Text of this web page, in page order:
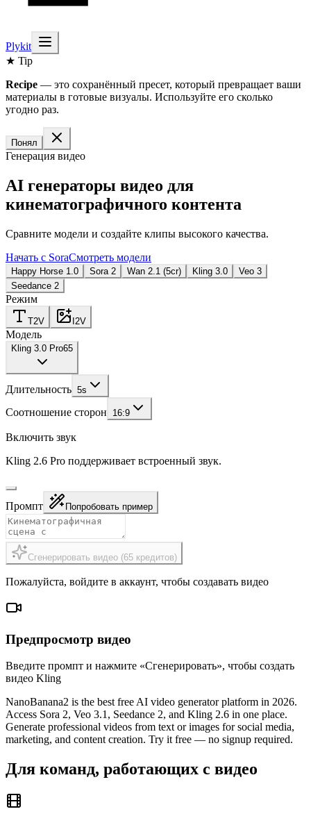
Plykit
★ Tip
Recipe — это сохранённый пресет, который превращает ваши
материалы в готовые визуалы. Используйте его сколько
угодно раз.
Понял
Генерация видео
AI генераторы видео для
кинематографичного контента
Сравните модели и создайте клипы высокого качества.
Начать с SoraСмотреть модели
Happy Horse 1.0 Sora 2 Wan 2.1 (5cr) Kling 3.0
Veo 3
Seedance 2
Режим
T2V I2V
Модель
Kling 3.0 Pro65
Длительность 5s
Соотношение сторон 16:9
Включить звук
Kling 2.6 Pro поддерживает встроенный звук.
Промпт Попробовать пример
Сгенерировать видео (65 кредитов)
Пожалуйста, войдите в аккаунт, чтобы создавать видео
Предпросмотр видео
Введите промпт и нажмите «Сгенерировать», чтобы создать
видео Kling
NanoBanana2 is the best free AI video generator platform in 2026.
Access Sora 2, Veo 3.1, Seedance 2, and Kling 2.6 in one place.
Generate professional videos from text or images for social media,
marketing, and content creation. Try it free — no signup required.
Для команд, работающих с видео